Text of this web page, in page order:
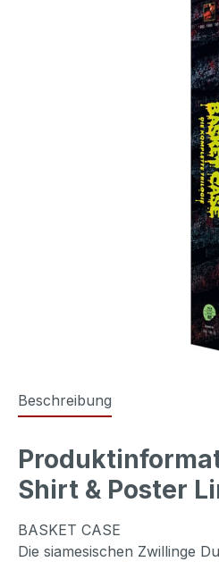
Beschreibung
Shirt & Poster
BASKET CASE
Die siamesischen Zwillinge